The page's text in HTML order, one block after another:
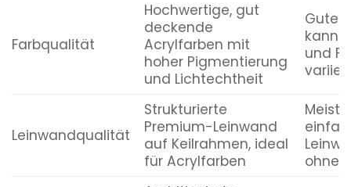
Farbqualität
Hochwertige, gut
deckende
Acrylfarben mit
hoher Pigmentierung
und Lichtechtheit
Gute
kann
und
Leinwandqualität
Strukturierte
Premium-Leinwand
auf Keilrahmen, ideal
für Acrylfarben
Meist
ohne